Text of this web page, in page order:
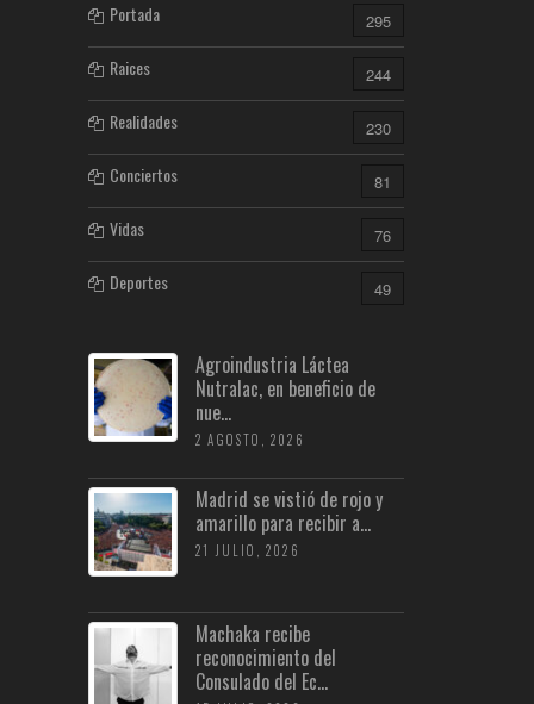
Portada 295
Raices 244
Realidades 230
Conciertos 81
Vidas 76
Deportes 49
Agroindustria Láctea
Nutralac, en beneficio de
nue...
2 AGOSTO, 2026
Madrid se vistió de rojo y
amarillo para recibir a...
21 JULIO, 2026
Machaka recibe
reconocimiento del
Consulado del Ec...